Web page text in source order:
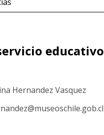
educativo
Hernandez Vasquez